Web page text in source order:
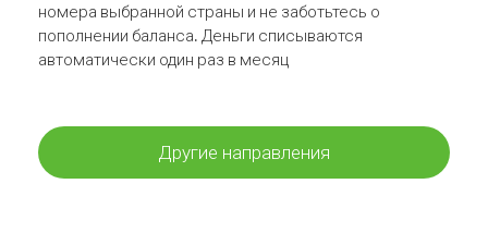
номера выбранной страны и не заботьтесь о
пополнении баланса. Деньги списываются
автоматически один раз в месяц
Другие направления